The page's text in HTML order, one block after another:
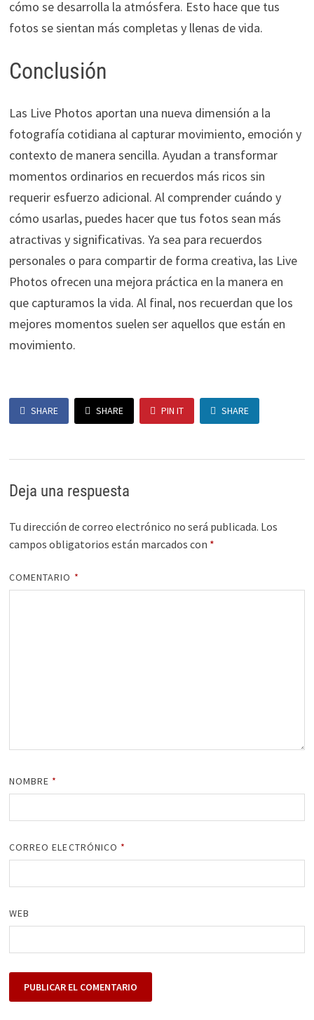
cómo se desarrolla la atmósfera. Esto hace que tus
fotos se sientan más completas y llenas de vida.
Conclusión
Las Live Photos aportan una nueva dimensión a la
fotografía cotidiana al capturar movimiento, emoción y
contexto de manera sencilla. Ayudan a transformar
momentos ordinarios en recuerdos más ricos sin
requerir esfuerzo adicional. Al comprender cuándo y
cómo usarlas, puedes hacer que tus fotos sean más
atractivas y significativas. Ya sea para recuerdos
personales o para compartir de forma creativa, las Live
Photos ofrecen una mejora práctica en la manera en
que capturamos la vida. Al final, nos recuerdan que los
mejores momentos suelen ser aquellos que están en
movimiento.
SHARE SHARE PIN IT SHARE
Deja una respuesta
Tu dirección de correo electrónico no será publicada. Los
campos obligatorios están marcados con *
COMENTARIO *
NOMBRE *
CORREO ELECTRÓNICO *
WEB